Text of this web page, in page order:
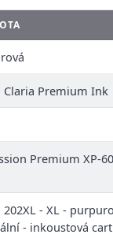
Claria Premium Ink
Premium XP-
202XL - XL -
- inkoustová